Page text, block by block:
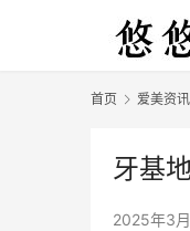
首页 爱美资讯
牙基
2025年3